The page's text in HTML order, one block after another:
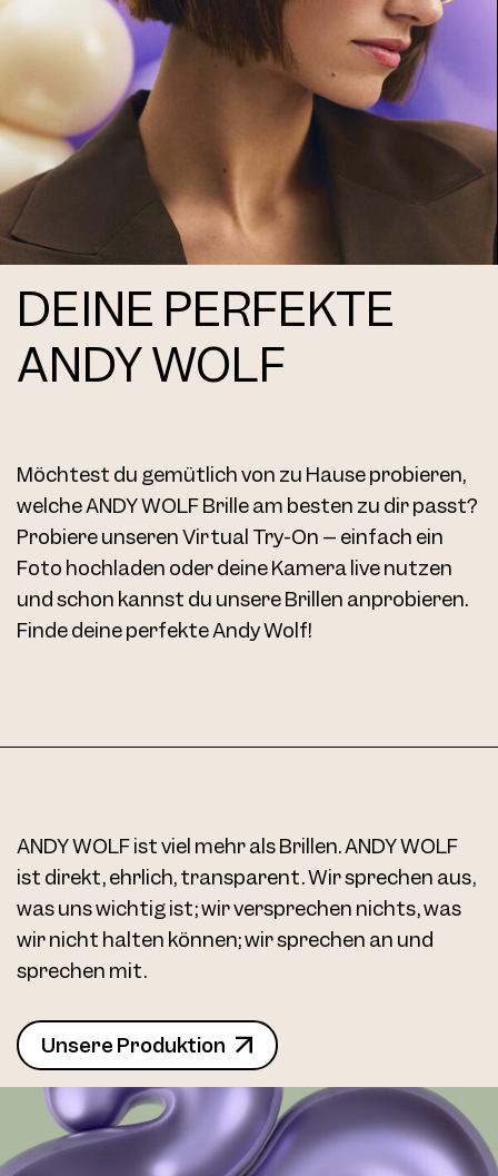
DEINE PERFEKTE
ANDY WOLF
Möchtest du gemütlich von zu Hause probieren,
welche ANDY WOLF Brille am besten zu dir passt?
Probiere unseren Virtual Try-On – einfach ein
Foto hochladen oder deine Kamera live nutzen
und schon kannst du unsere Brillen anprobieren.
Finde deine perfekte Andy Wolf!
ANDY WOLF ist viel mehr als Brillen. ANDY WOLF
ist direkt, ehrlich, transparent. Wir sprechen aus,
was uns wichtig ist; wir versprechen nichts, was
wir nicht halten können; wir sprechen an und
sprechen mit.
Unsere Produktion